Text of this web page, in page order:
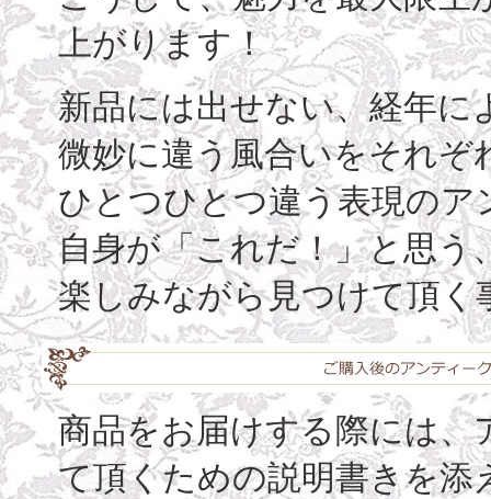
上がります！
新品には出せない、経年に
微妙に違う風合いをそれぞ
ひとつひとつ違う表現の
自身が「これだ！」と思う
楽しみながら見つけて頂く
商品をお届けする際には、
て頂くための説明書きを添